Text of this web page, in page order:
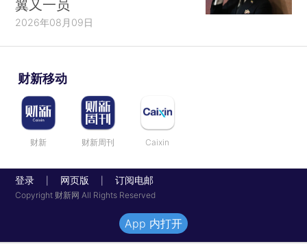
翼又一员
2026年08月09日
财新移动
财新 财新周刊 Caixin
登录 网页版 订阅电邮
Copyright 财新网 All Rights Reserved
App 内打开